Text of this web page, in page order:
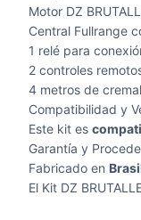
Motor DZ
Central Fullrange
1 relé para
2 controles
4 metros de
Compatibilidad y
Este kit es
Garantía y
Fabricado en
El Kit DZ